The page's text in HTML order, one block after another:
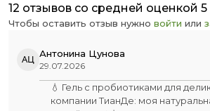
12 отзывов со средней оценкой 5
Чтобы оставить отзыв нужно войти или
АЦ Антонина Цунова
29.07.2026
💧 Гель с пробиотиками для
компании ТианДе: моя